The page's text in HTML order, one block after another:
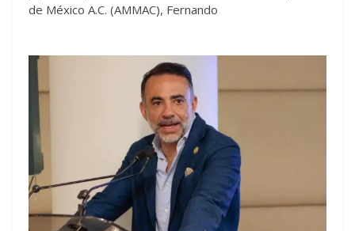
de México A.C. (AMMAC), Fernando